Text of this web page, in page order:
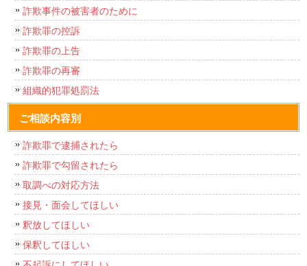
詐欺事件の被害者のために
詐欺罪の控訴
詐欺罪の上告
詐欺罪の再審
組織的犯罪処罰法
ご相談内容別
詐欺罪で逮捕されたら
詐欺罪で勾留されたら
取調べの対応方法
接見・面会してほしい
釈放してほしい
保釈してほしい